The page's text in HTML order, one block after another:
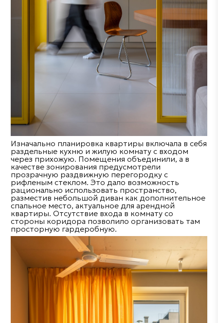
Изначально планировка квартиры включала в себя
раздельные кухню и жилую комнату с входом
через прихожую. Помещения объединили, а в
качестве зонирования предусмотрели
прозрачную раздвижную перегородку с
рифленым стеклом. Это дало возможность
рационально использовать пространство,
разместив небольшой диван как дополнительное
спальное место, актуальное для арендной
квартиры. Отсутствие входа в комнату со
стороны коридора позволило организовать там
просторную гардеробную.